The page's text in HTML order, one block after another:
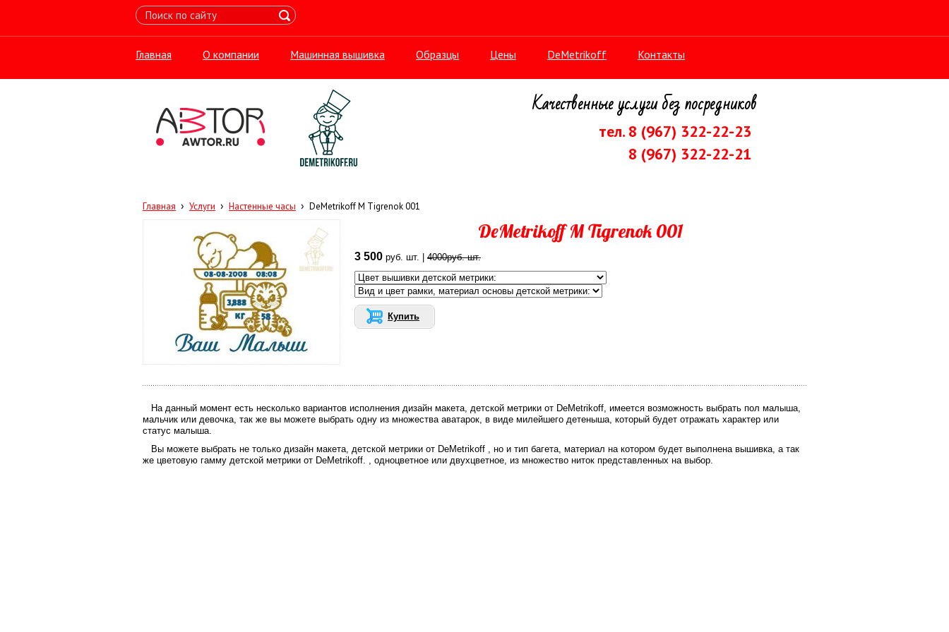
Главная О компании Машинная вышивка Образцы Цены DeMetrikoff Контакты
Качественные услуги без посредников
тел. 8 (967) 322-22-23
8 (967) 322-22-21
Главная › Услуги › Настенные часы › DeMetrikoff M Tigrenok 001
DeMetrikoff M Tigrenok 001
3 500 руб. шт. 4000руб. шт.
Купить
На данный момент есть несколько вариантов исполнения дизайн макета, детской метрики от DeMetrikoff, имеется возможность выбрать пол малыша,
мальчик или девочка, так же вы можете выбрать одну из множества аватарок, в виде милейшего детеныша, который будет отражать характер или
статус малыша.
Вы можете выбрать не только дизайн макета, детской метрики от DeMetrikoff , но и тип багета, материал на котором будет выполнена вышивка, а так
же цветовую гамму детской метрики от DeMetrikoff. , одноцветное или двухцветное, из множество ниток представленных на выбор.